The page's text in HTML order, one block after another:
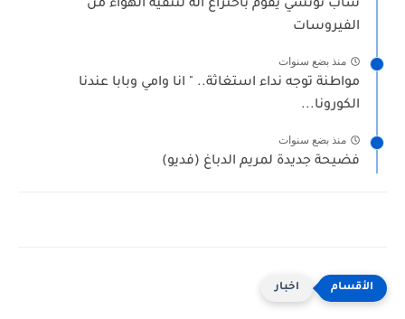
شاب تونسي يقوم باختراع آلة لتنقية الهواء من
الفيروسات
منذ بضع سنوات
مواطنة توجه نداء استغاثة.. " انا وامي وبابا عندنا
الكورونا...
منذ بضع سنوات
فضيحة جديدة لمريم الدباغ (فديو)
اخبار